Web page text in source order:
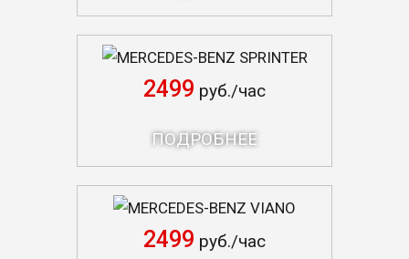
MERCEDES-BENZ SPRINTER
2499 руб./час
ПОДРОБНЕЕ
MERCEDES-BENZ VIANO
2499 руб./час